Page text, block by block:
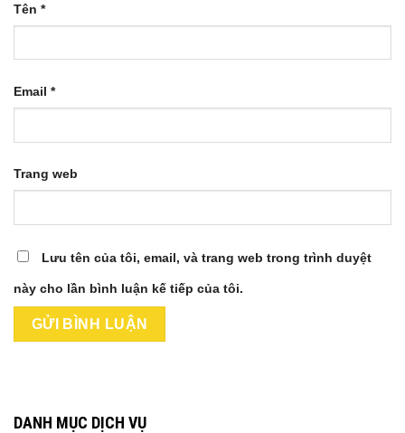
Tên *
Email *
Trang web
Lưu tên của tôi, email, và trang web trong trình duyệt
này cho lần bình luận kế tiếp của tôi.
DANH MỤC DỊCH VỤ